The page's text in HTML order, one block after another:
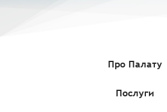
Про Палату
Послуги
Комерційні пропозиції»